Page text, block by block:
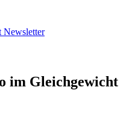
Newsletter
im Gleichgewicht